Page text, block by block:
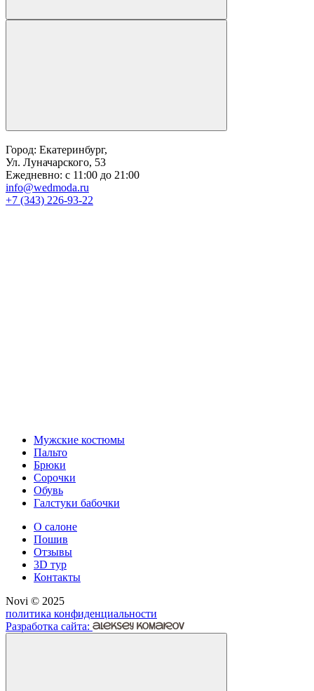
Город: Екатеринбург,
Ул. Луначарского, 53
Ежедневно: с 11:00 до 21:00
info@wedmoda.ru
+7 (343) 226-93-22
Мужские костюмы
Пальто
Брюки
Сорочки
Обувь
Галстуки бабочки
О салоне
Пошив
Отзывы
3D тур
Контакты
Novi © 2025
политика конфиденциальности
Разработка сайта: